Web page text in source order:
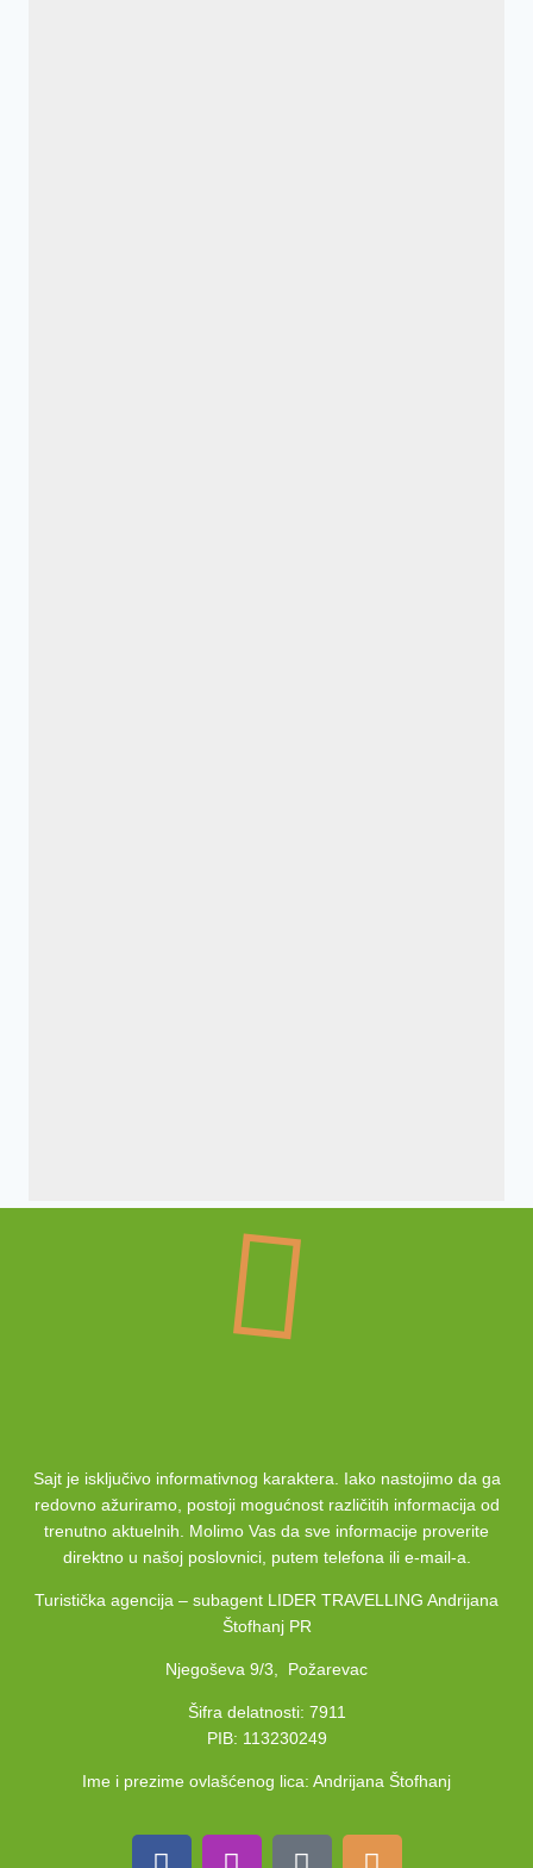
Sajt je isključivo informativnog karaktera. Iako nastojimo da ga
redovno ažuriramo, postoji mogućnost različitih informacija od
trenutno aktuelnih. Molimo Vas da sve informacije proverite
direktno u našoj poslovnici, putem telefona ili e-mail-a.
Turistička agencija – subagent LIDER TRAVELLING Andrijana
Štofhanj PR
Njegoševa 9/3, Požarevac
Šifra delatnosti: 7911
PIB: 113230249
Ime i prezime ovlašćenog lica: Andrijana Štofhanj